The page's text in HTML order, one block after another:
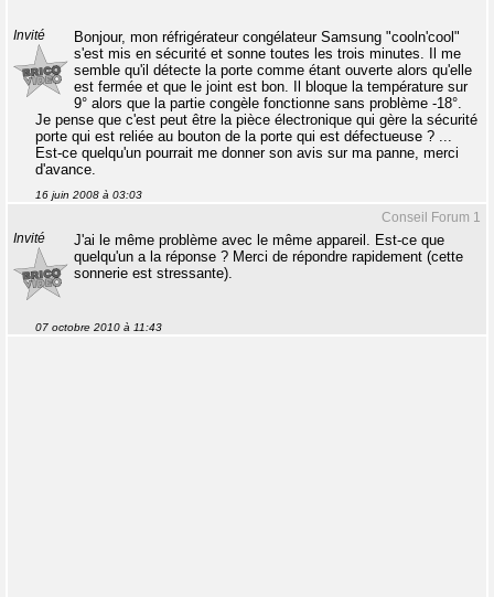
Invité
Bonjour, mon réfrigérateur congélateur Samsung "cooln'cool"
s'est mis en sécurité et sonne toutes les trois minutes. Il me
semble qu'il détecte la porte comme étant ouverte alors qu'elle
est fermée et que le joint est bon. Il bloque la température sur
9° alors que la partie congèle fonctionne sans problème -18°.
Je pense que c'est peut être la pièce électronique qui gère la sécurité
porte qui est reliée au bouton de la porte qui est défectueuse ? ...
Est-ce quelqu'un pourrait me donner son avis sur ma panne, merci
d'avance.
16 juin 2008 à 03:03
Conseil Forum 1
Invité
J'ai le même problème avec le même appareil. Est-ce que
quelqu'un a la réponse ? Merci de répondre rapidement (cette
sonnerie est stressante).
07 octobre 2010 à 11:43